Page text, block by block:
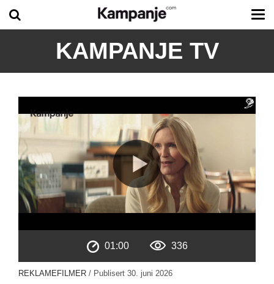
KAMPANJE TV
01:00 336
REKLAMEFILMER / Publisert 30. juni 2026